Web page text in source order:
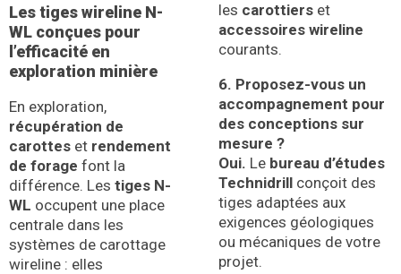
Les tiges wireline N-
WL conçues pour
l’efficacité en
exploration minière
En exploration,
récupération de
carottes et rendement
de forage font la
différence. Les tiges N-
WL occupent une place
centrale dans les
systèmes de carottage
wireline : elles
les carottiers et
accessoires wireline
courants.
6. Proposez-vous un
accompagnement pour
des conceptions sur
mesure ?
Oui. Le bureau d’études
Technidrill conçoit des
tiges adaptées aux
exigences géologiques
ou mécaniques de votre
projet.